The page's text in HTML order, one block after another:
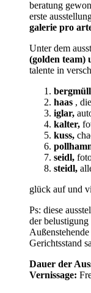
beratung
erste
galerie pro
Unter dem
(golden team)
talente in
haas ,
iglar,
kalter,
kuss,
seidl,
steidl,
glück auf und
Ps: diese
der belustigung
Gerichtsstand
Dauer der
Vernissage: